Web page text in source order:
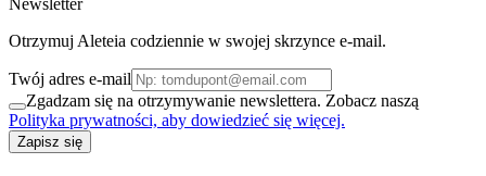
Newsletter
Otrzymuj Aleteia codziennie w swojej skrzynce e-mail.
Twój adres e-mail
Zgadzam się na otrzymywanie newslettera. Zobacz naszą
Polityka prywatności, aby dowiedzieć się więcej.
Zapisz się